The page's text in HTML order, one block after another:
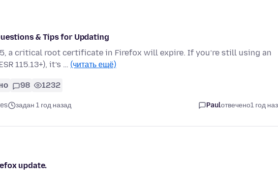
& Tips for Updating
a critical root certificate in Firefox will expire. If you’re still using an
115.13+), it’s … (читать ещё)
98 1232
задан 1 год назад Paulотвечено1 год
update.